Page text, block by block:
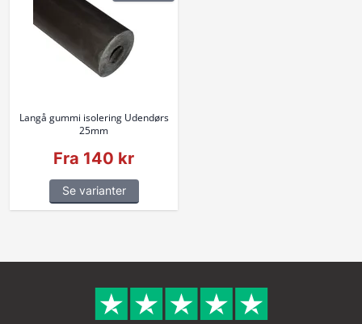
Langå gummi isolering Udendørs
25mm
Fra 140 kr
Se varianter